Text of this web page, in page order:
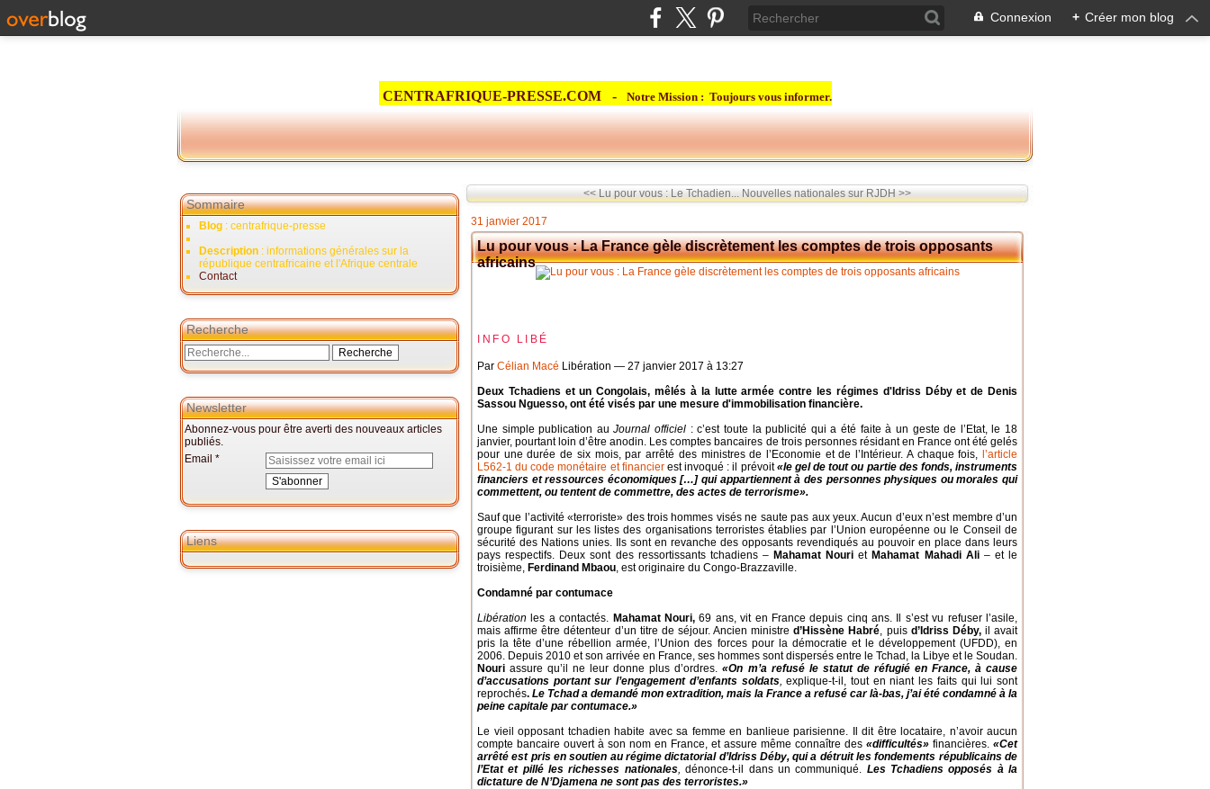
Connexion + Créer mon blog
CENTRAFRIQUE-PRESSE.COM - Notre Mission : Toujours vous informer.
Sommaire
Blog : centrafrique-presse
Description : informations générales sur la
république centrafricaine et l'Afrique centrale
Contact
Recherche
Newsletter
Abonnez-vous pour être averti des nouveaux articles
publiés.
Email
Liens
<< Lu pour vous : Le Tchadien... Nouvelles nationales sur RJDH >>
31 janvier 2017
Lu pour vous : La France gèle discrètement les comptes de trois opposants
africains
INFO LIBÉ
Par Célian Macé Libération — 27 janvier 2017 à 13:27
Deux Tchadiens et un Congolais, mêlés à la lutte armée contre les régimes d'Idriss Déby et de Denis
Sassou Nguesso, ont été visés par une mesure d'immobilisation financière.
Une simple publication auJournal officiel : c’est toute la publicité qui a été faite à un geste de l’Etat, le 18
janvier, pourtant loin d’être anodin. Les comptes bancaires de trois personnes résidant en France ont été gelés
pour une durée de six mois, par arrêté des ministres de l’Economie et de l’Intérieur. A chaque fois, l’article
L562-1 du code monétaire et financierest invoqué : il prévoit«le gel de tout ou partie des fonds, instruments
financiers et ressources économiques […] qui appartiennent à des personnes physiques ou morales qui
commettent, ou tentent de commettre, des actes de terrorisme».
Sauf que l’activité «terroriste» des trois hommes visés ne saute pas aux yeux. Aucun d’eux n’est membre d’un
groupe figurant sur les listes des organisations terroristes établies par l’Union européenne ou le Conseil de
sécurité des Nations unies. Ils sont en revanche des opposants revendiqués au pouvoir en place dans leurs
pays respectifs. Deux sont des ressortissants tchadiens – Mahamat Nouri et Mahamat Mahadi Ali – et le
troisième, Ferdinand Mbaou, est originaire du Congo-Brazzaville.
Condamné par contumace
Libération les a contactés. Mahamat Nouri,69 ans, vit en France depuis cinq ans. Il s’est vu refuser l’asile,
mais affirme être détenteur d’un titre de séjour. Ancien ministred’Hissène Habré, puis d’Idriss Déby,il avait
pris la tête d’une rébellion armée, l’Union des forces pour la démocratie et le développement (UFDD), en
2006. Depuis 2010 et son arrivée en France, ses hommes sont dispersés entre le Tchad, la Libye et le Soudan.
Nouri assure qu’il ne leur donne plus d’ordres.«On m’a refusé le statut de réfugié en France, à cause
d’accusations portant sur l’engagement d’enfants soldats, explique-t-il, tout en niant les faits qui lui sont
reprochés. Le Tchad a demandé mon extradition, mais la France a refusé car là-bas, j’ai été condamné à la
peine capitale par contumace.»
Le vieil opposant tchadien habite avec sa femme en banlieue parisienne. Il dit être locataire, n’avoir aucun
compte bancaire ouvert à son nom en France, et assure même connaître des «difficultés» financières. «Cet
arrêté est pris en soutien au régime dictatorial d’Idriss Déby, qui a détruit les fondements républicains de
l’Etat et pillé les richesses nationales, dénonce-t-il dans un communiqué. Les Tchadiens opposés à la
dictature de N’Djamena ne sont pas des terroristes.»